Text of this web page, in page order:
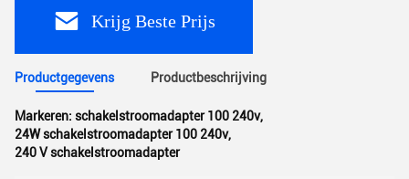
Krijg Beste Prijs
Productgegevens Productbeschrijving
Markeren: schakelstroomadapter 100 240v,
24W schakelstroomadapter 100 240v,
240 V schakelstroomadapter